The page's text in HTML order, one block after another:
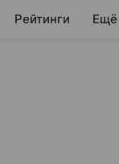
Рейтинги Ещё